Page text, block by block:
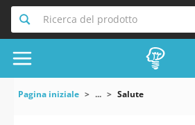
Ricerca del prodotto
Pagina iniziale ... Salute